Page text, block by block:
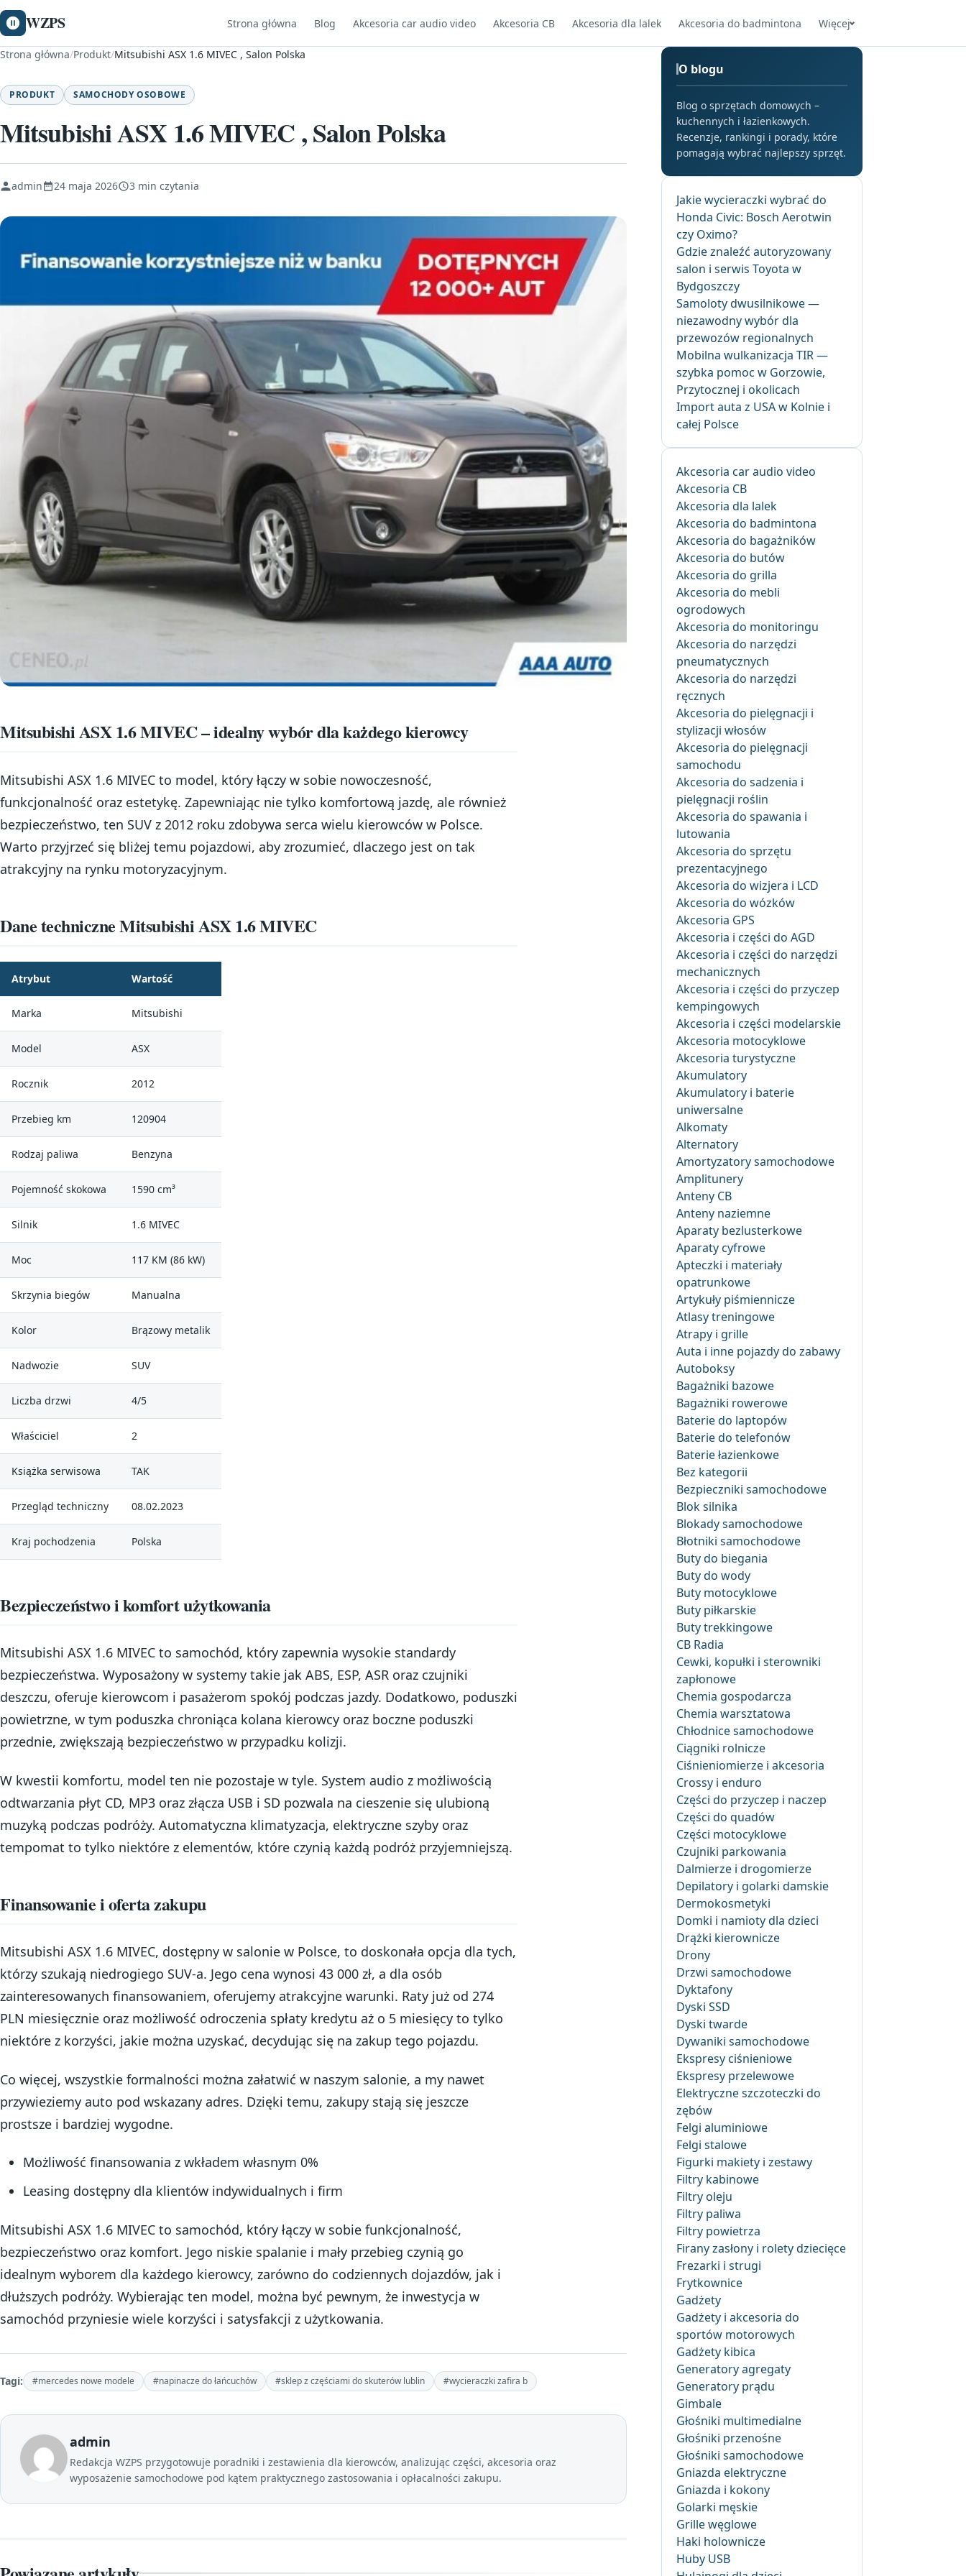
WZPS Strona główna Blog Akcesoria car audio video Akcesoria CB Akcesoria dla lalek Akcesoria do badmintona Więcej
Strona główna/Produkt/Mitsubishi ASX 1.6 MIVEC , Salon Polska
PRODUKT SAMOCHODY OSOBOWE
Mitsubishi ASX 1.6 MIVEC , Salon Polska
admin 24 maja 2026 3 min czytania
Mitsubishi ASX 1.6 MIVEC – idealny wybór dla każdego kierowcy
Mitsubishi ASX 1.6 MIVEC to model, który łączy w sobie nowoczesność,
funkcjonalność oraz estetykę. Zapewniając nie tylko komfortową jazdę, ale również
bezpieczeństwo, ten SUV z 2012 roku zdobywa serca wielu kierowców w Polsce.
Warto przyjrzeć się bliżej temu pojazdowi, aby zrozumieć, dlaczego jest on tak
atrakcyjny na rynku motoryzacyjnym.
Dane techniczne Mitsubishi ASX 1.6 MIVEC
Atrybut Wartość
Marka Mitsubishi
Model ASX
Rocznik 2012
Przebieg km 120904
Rodzaj paliwa Benzyna
Pojemność skokowa 1590 cm³
Silnik 1.6 MIVEC
Moc 117 KM (86 kW)
Skrzynia biegów Manualna
Kolor Brązowy metalik
Nadwozie SUV
Liczba drzwi 4/5
Właściciel 2
Książka serwisowa TAK
Przegląd techniczny 08.02.2023
Kraj pochodzenia Polska
Bezpieczeństwo i komfort użytkowania
Mitsubishi ASX 1.6 MIVEC to samochód, który zapewnia wysokie standardy
bezpieczeństwa. Wyposażony w systemy takie jak ABS, ESP, ASR oraz czujniki
deszczu, oferuje kierowcom i pasażerom spokój podczas jazdy. Dodatkowo, poduszki
powietrzne, w tym poduszka chroniąca kolana kierowcy oraz boczne poduszki
przednie, zwiększają bezpieczeństwo w przypadku kolizji.
W kwestii komfortu, model ten nie pozostaje w tyle. System audio z możliwością
odtwarzania płyt CD, MP3 oraz złącza USB i SD pozwala na cieszenie się ulubioną
muzyką podczas podróży. Automatyczna klimatyzacja, elektryczne szyby oraz
tempomat to tylko niektóre z elementów, które czynią każdą podróż przyjemniejszą.
Finansowanie i oferta zakupu
Mitsubishi ASX 1.6 MIVEC, dostępny w salonie w Polsce, to doskonała opcja dla tych,
którzy szukają niedrogiego SUV-a. Jego cena wynosi 43 000 zł, a dla osób
zainteresowanych finansowaniem, oferujemy atrakcyjne warunki. Raty już od 274
PLN miesięcznie oraz możliwość odroczenia spłaty kredytu aż o 5 miesięcy to tylko
niektóre z korzyści, jakie można uzyskać, decydując się na zakup tego pojazdu.
Co więcej, wszystkie formalności można załatwić w naszym salonie, a my nawet
przywieziemy auto pod wskazany adres. Dzięki temu, zakupy stają się jeszcze
prostsze i bardziej wygodne.
Możliwość finansowania z wkładem własnym 0%
Leasing dostępny dla klientów indywidualnych i firm
Mitsubishi ASX 1.6 MIVEC to samochód, który łączy w sobie funkcjonalność,
bezpieczeństwo oraz komfort. Jego niskie spalanie i mały przebieg czynią go
idealnym wyborem dla każdego kierowcy, zarówno do codziennych dojazdów, jak i
dłuższych podróży. Wybierając ten model, można być pewnym, że inwestycja w
samochód przyniesie wiele korzyści i satysfakcji z użytkowania.
Tagi: #mercedes nowe modele #napinacze do łańcuchów #sklep z częściami do skuterów lublin #wycieraczki zafira b
admin
Redakcja WZPS przygotowuje poradniki i zestawienia dla kierowców, analizując części, akcesoria oraz
wyposażenie samochodowe pod kątem praktycznego zastosowania i opłacalności zakupu.
O blogu
Blog o sprzętach domowych –
kuchennych i łazienkowych.
Recenzje, rankingi i porady, które
pomagają wybrać najlepszy sprzęt.
Jakie wycieraczki wybrać do
Honda Civic: Bosch Aerotwin
czy Oximo?
Gdzie znaleźć autoryzowany
salon i serwis Toyota w
Bydgoszczy
Samoloty dwusilnikowe —
niezawodny wybór dla
przewozów regionalnych
Mobilna wulkanizacja TIR —
szybka pomoc w Gorzowie,
Przytocznej i okolicach
Import auta z USA w Kolnie i
całej Polsce
Akcesoria car audio video
Akcesoria CB
Akcesoria dla lalek
Akcesoria do badmintona
Akcesoria do bagażników
Akcesoria do butów
Akcesoria do grilla
Akcesoria do mebli
ogrodowych
Akcesoria do monitoringu
Akcesoria do narzędzi
pneumatycznych
Akcesoria do narzędzi
ręcznych
Akcesoria do pielęgnacji i
stylizacji włosów
Akcesoria do pielęgnacji
samochodu
Akcesoria do sadzenia i
pielęgnacji roślin
Akcesoria do spawania i
lutowania
Akcesoria do sprzętu
prezentacyjnego
Akcesoria do wizjera i LCD
Akcesoria do wózków
Akcesoria GPS
Akcesoria i części do AGD
Akcesoria i części do narzędzi
mechanicznych
Akcesoria i części do przyczep
kempingowych
Akcesoria i części modelarskie
Akcesoria motocyklowe
Akcesoria turystyczne
Akumulatory
Akumulatory i baterie
uniwersalne
Alkomaty
Alternatory
Amortyzatory samochodowe
Amplitunery
Anteny CB
Anteny naziemne
Aparaty bezlusterkowe
Aparaty cyfrowe
Apteczki i materiały
opatrunkowe
Artykuły piśmiennicze
Atlasy treningowe
Atrapy i grille
Auta i inne pojazdy do zabawy
Autoboksy
Bagażniki bazowe
Bagażniki rowerowe
Baterie do laptopów
Baterie do telefonów
Baterie łazienkowe
Bez kategorii
Bezpieczniki samochodowe
Blok silnika
Blokady samochodowe
Błotniki samochodowe
Buty do biegania
Buty do wody
Buty motocyklowe
Buty piłkarskie
Buty trekkingowe
CB Radia
Cewki, kopułki i sterowniki
zapłonowe
Chemia gospodarcza
Chemia warsztatowa
Chłodnice samochodowe
Ciągniki rolnicze
Ciśnieniomierze i akcesoria
Crossy i enduro
Części do przyczep i naczep
Części do quadów
Części motocyklowe
Czujniki parkowania
Dalmierze i drogomierze
Depilatory i golarki damskie
Dermokosmetyki
Domki i namioty dla dzieci
Drążki kierownicze
Drony
Drzwi samochodowe
Dyktafony
Dyski SSD
Dyski twarde
Dywaniki samochodowe
Ekspresy ciśnieniowe
Ekspresy przelewowe
Elektryczne szczoteczki do
zębów
Felgi aluminiowe
Felgi stalowe
Figurki makiety i zestawy
Filtry kabinowe
Filtry oleju
Filtry paliwa
Filtry powietrza
Firany zasłony i rolety dziecięce
Frezarki i strugi
Frytkownice
Gadżety
Gadżety i akcesoria do
sportów motorowych
Gadżety kibica
Generatory agregaty
Generatory prądu
Gimbale
Głośniki multimedialne
Głośniki przenośne
Głośniki samochodowe
Gniazda elektryczne
Gniazda i kokony
Golarki męskie
Grille węglowe
Haki holownicze
Huby USB